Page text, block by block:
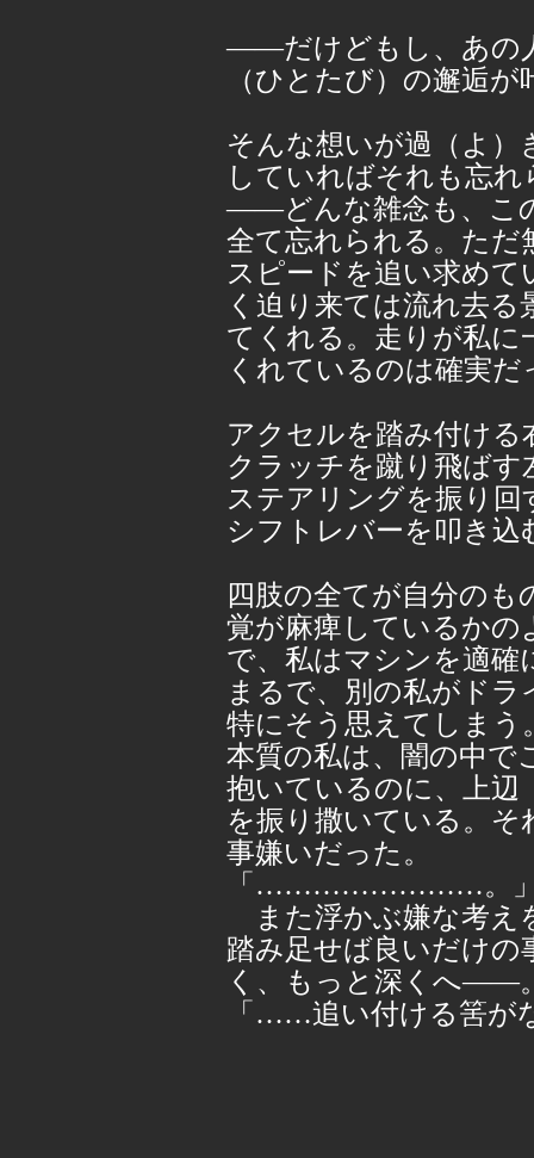
――だけどもし、あの
（ひとたび）の邂逅
そんな想いが過（よ）
していればそれも忘れ
――どんな雑念も、こ
全て忘れられる。ただ
スピードを追い求め
く迫り来ては流れ去
てくれる。走りが私
くれているのは確実
アクセルを踏み付ける
クラッチを蹴り飛ばす
ステアリングを振り回
シフトレバーを叩き込
四肢の全てが自分のも
覚が麻痺しているかの
で、私はマシンを適確
まるで、別の私がド
特にそう思えてしまう
本質の私は、闇の中で
抱いているのに、上辺
を振り撒いている。そ
事嫌いだった。
「……………………。
また浮かぶ嫌な考え
踏み足せば良いだけの
く、もっと深くへ――
「……追い付ける筈